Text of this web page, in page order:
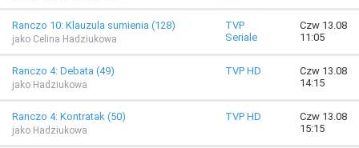
Ranczo 10: Klauzula sumienia (128)
jako Celina Hadziukowa
TVP
Seriale
Czw 13.08
11:05
Ranczo 4: Debata (49)
jako Hadziukowa
TVP HD
Czw 13.08
14:15
Ranczo 4: Kontratak (50)
jako Hadziukowa
TVP HD
Czw 13.08
15:15